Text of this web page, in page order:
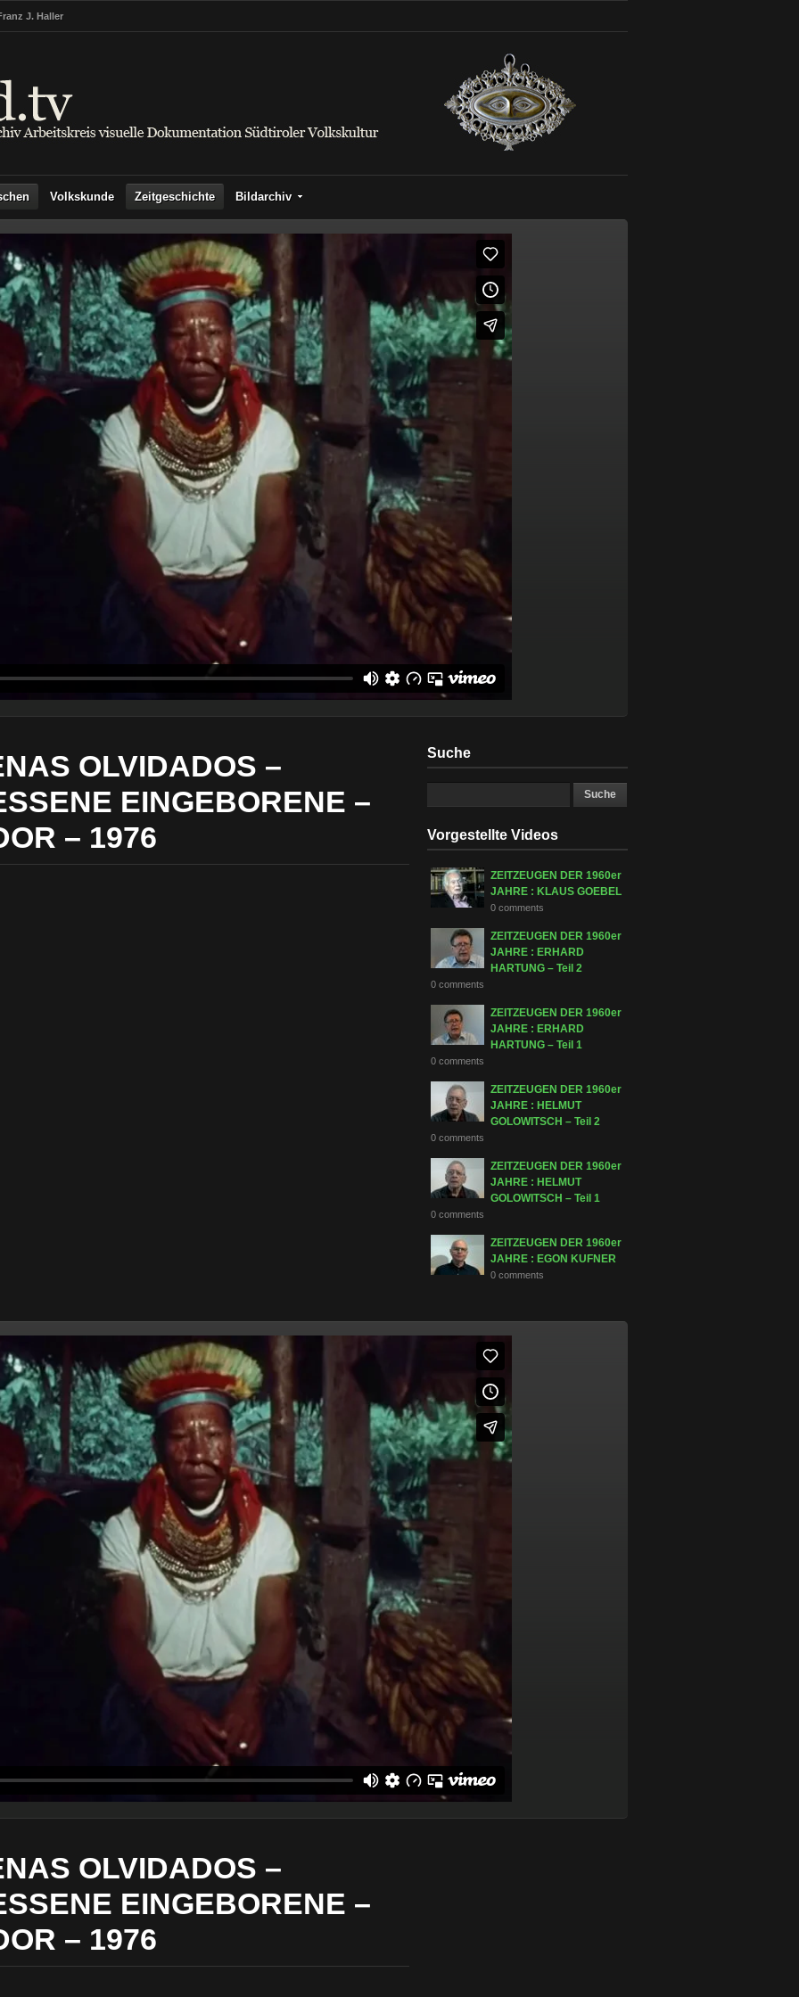
J. Haller
Volkskunde Zeitgeschichte Bildarchiv
OLVIDADOS –
EINGEBORENE –
– 1976
Suche
Vorgestellte Videos
ZEITZEUGEN DER 1960er
JAHRE : KLAUS GOEBEL
0 comments
ZEITZEUGEN DER 1960er
JAHRE : ERHARD
HARTUNG – Teil 2
0 comments
ZEITZEUGEN DER 1960er
JAHRE : ERHARD
HARTUNG – Teil 1
0 comments
ZEITZEUGEN DER 1960er
JAHRE : HELMUT
GOLOWITSCH – Teil 2
0 comments
ZEITZEUGEN DER 1960er
JAHRE : HELMUT
GOLOWITSCH – Teil 1
0 comments
ZEITZEUGEN DER 1960er
JAHRE : EGON KUFNER
0 comments
OLVIDADOS –
EINGEBORENE –
– 1976